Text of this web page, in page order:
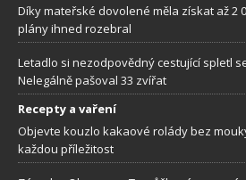
Díky mateřské dovolené měla získat až 2
plány ihned rozebral
Letadlo si nezodpovědný cestující spletl
Nelegálně pašoval 33 zvířat
Recepty a vaření
Objevte kouzlo kakaové rolády bez
každou příležitost